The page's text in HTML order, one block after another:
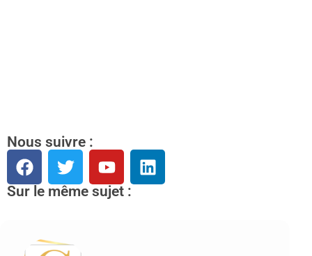
Nous suivre :
Sur le même sujet :